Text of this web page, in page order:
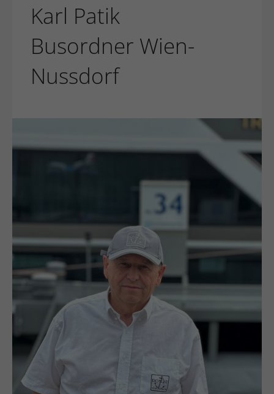
Karl Patik
Busordner Wien-
Nussdorf